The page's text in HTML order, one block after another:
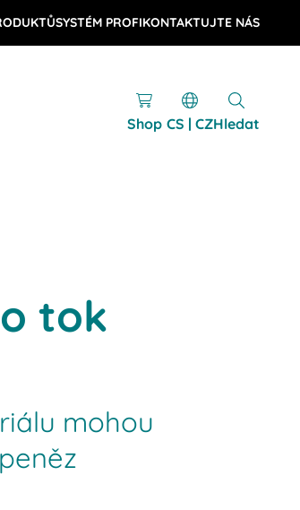
SYSTÉM PROFIKONTAKTUJTE NÁS
Shop CS | CZHledat
tok
mohou